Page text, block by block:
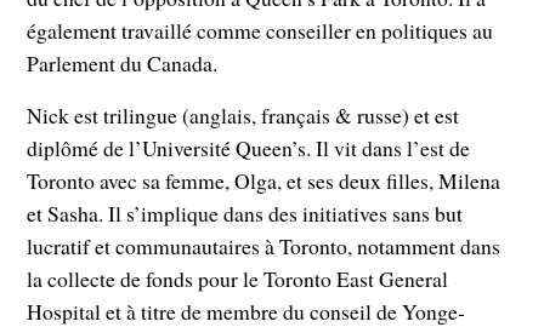
également travaillé comme conseiller en politiques au
Parlement du Canada.
Nick est trilingue (anglais, français & russe) et est
diplômé de l’Université Queen’s. Il vit dans l’est de
Toronto avec sa femme, Olga, et ses deux filles, Milena
et Sasha. Il s’implique dans des initiatives sans but
lucratif et communautaires à Toronto, notamment dans
la collecte de fonds pour le Toronto East General
Hospital et à titre de membre du conseil de Yonge-